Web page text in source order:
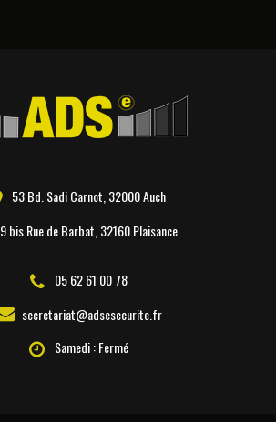
05 62 61 00 78
secretariat@adsesecurite.fr
Samedi : Fermé
53 Bd. Sadi Carnot, 32000 Auch
9 bis Rue de Barbat, 32160 Plaisance